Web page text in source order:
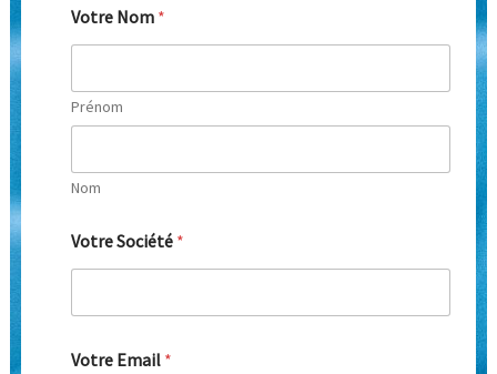
Votre Nom *
Prénom
Nom
Votre Société *
Votre Email *